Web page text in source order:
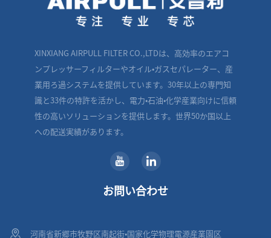
XINXIANG AIRPULL FILTER CO.,LTDは、高効率のエアコ
ンプレッサーフィルターやオイル・ガスセパレーター、産
業用ろ過システムを提供しています。30年以上の専門知
識と33件の特許を活かし、電力・石油・化学産業向けに信頼
性の高いソリューションを提供します。世界50か国以上
への配送実績があります。
お問い合わせ
河南省新郷市牧野区南起街・国家化学物理電源産業園区